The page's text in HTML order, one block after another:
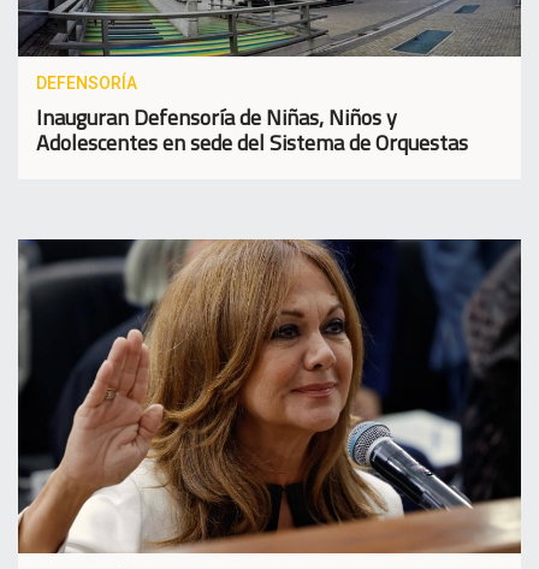
DEFENSORÍA
Inauguran Defensoría de Niñas, Niños y
Adolescentes en sede del Sistema de Orquestas